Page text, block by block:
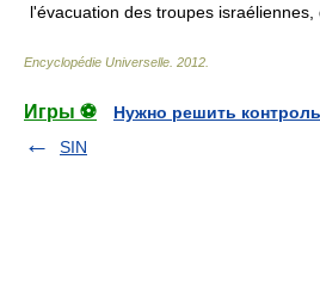
l'évacuation des troupes israéliennes,
Encyclopédie Universelle 2012
Игры ⚽
Нужно решить
SIN